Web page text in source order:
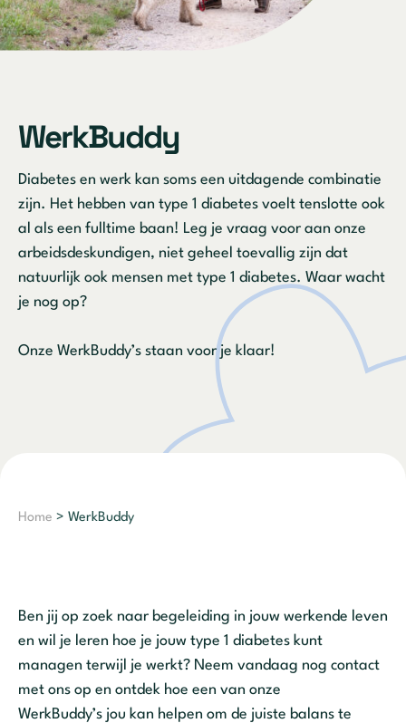
WerkBuddy
Diabetes en werk kan soms een uitdagende combinatie
zijn. Het hebben van type 1 diabetes voelt tenslotte ook
al als een fulltime baan! Leg je vraag voor aan onze
arbeidsdeskundigen, niet geheel toevallig zijn dat
natuurlijk ook mensen met type 1 diabetes. Waar wacht
je nog op?
Onze WerkBuddy’s staan voor je klaar!
Home > WerkBuddy
Ben jij op zoek naar begeleiding in jouw werkende leven
en wil je leren hoe je jouw type 1 diabetes kunt
managen terwijl je werkt? Neem vandaag nog contact
met ons op en ontdek hoe een van onze
WerkBuddy’s jou kan helpen om de juiste balans te